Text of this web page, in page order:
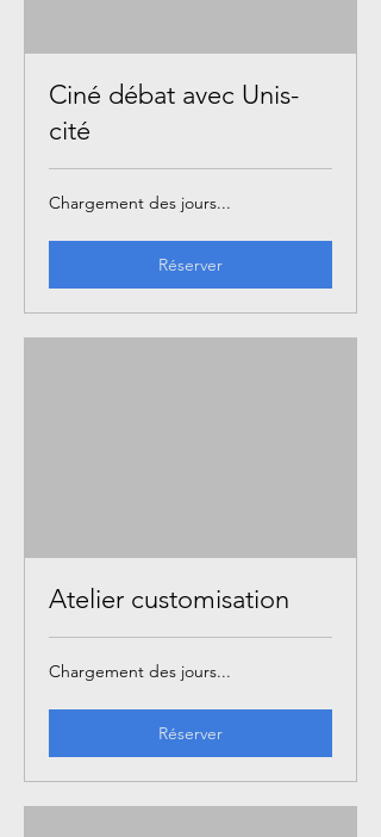
Ciné débat avec Unis-
cité
Chargement des jours...
Réserver
Atelier customisation
Chargement des jours...
Réserver